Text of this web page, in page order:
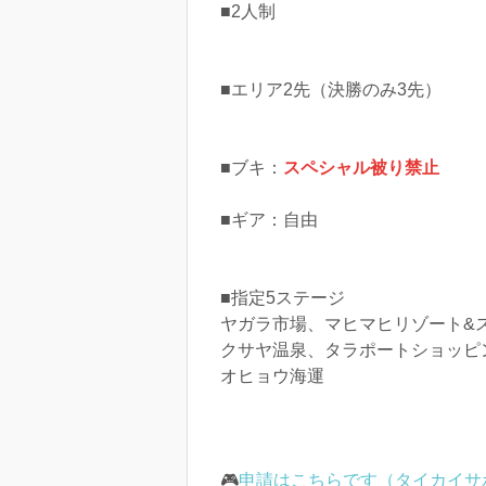
■2人制
■エリア2先（決勝のみ3先）
■ブキ： スペシャル被り禁止
■ギア：自由
■指定5ステージ
ヤガラ市場、マヒマヒリゾート&
クサヤ温泉、タラポートショッピ
オヒョウ海運
🎮申請はこちらです（タイカイサ